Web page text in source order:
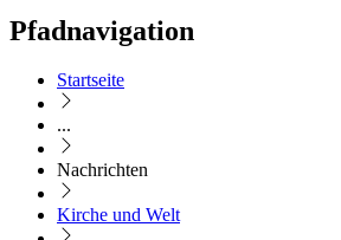
Pfadnavigation
Startseite
...
Nachrichten
Kirche und Welt